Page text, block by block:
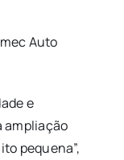
Auto
e
ampliação
pequena”,